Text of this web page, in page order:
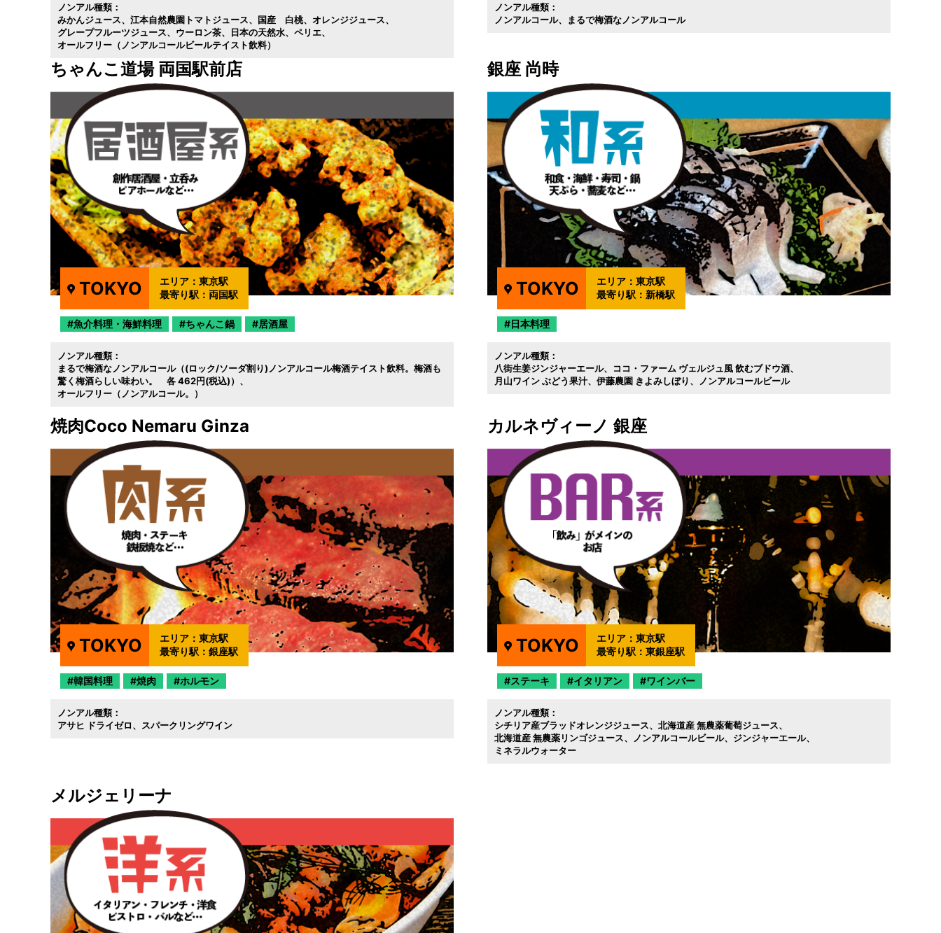
ノンアル種類：
みかんジュース
江本自然農園トマトジュース 国産 白桃
オレンジジュース
グレープフルーツジュース
ウーロン茶 日本の天然水
ペリエ
オールフリー（ノンアルコールビールテイスト飲料）
ノンアル種類：
ノンアルコール
まるで梅酒なノンアルコール
ちゃんこ道場 両国駅前店
TOKYO エリア：東京駅
最寄り駅： 両国駅
魚介料理・海鮮料理 ちゃんこ鍋 居酒屋
ノンアル種類：
まるで梅酒なノンアルコール（(ロック/ソーダ割り)ノンアルコール梅酒テイスト飲料。梅酒も
驚く梅酒らしい味わい。 各 462円(税込)）
オールフリー（ノンアルコール。）
銀座 尚時
TOKYO エリア：東京駅
最寄り駅： 新橋駅
日本料理
ノンアル種類：
八街生姜ジンジャーエール
ココ・ファーム ヴェルジュ風 飲むブドウ酒
月山ワイン ぶどう果汁
伊藤農園 きよみしぼり ノンアルコールビール
焼肉Coco Nemaru Ginza
TOKYO エリア：東京駅
最寄り駅：銀座駅
韓国料理 焼肉 ホルモン
ノンアル種類：
アサヒ ドライゼロ
スパークリングワイン
カルネヴィーノ 銀座
TOKYO エリア：東京駅
最寄り駅：東銀座駅
ステーキ イタリアン ワインバー
ノンアル種類：
シチリア産ブラッドオレンジジュース
北海道産 無農薬葡萄ジュース
北海道産 無農薬リンゴジュース
ノンアルコールビール
ジンジャーエール
ミネラルウォーター
メルジェリーナ